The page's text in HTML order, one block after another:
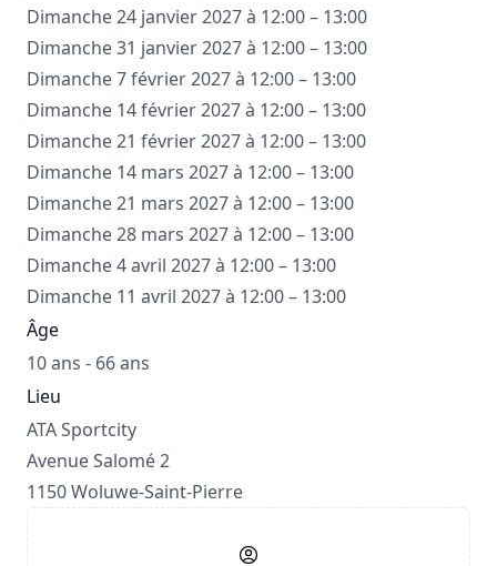
Dimanche 24 janvier 2027 à 12:00 – 13:00
Dimanche 31 janvier 2027 à 12:00 – 13:00
Dimanche 7 février 2027 à 12:00 – 13:00
Dimanche 14 février 2027 à 12:00 – 13:00
Dimanche 21 février 2027 à 12:00 – 13:00
Dimanche 14 mars 2027 à 12:00 – 13:00
Dimanche 21 mars 2027 à 12:00 – 13:00
Dimanche 28 mars 2027 à 12:00 – 13:00
Dimanche 4 avril 2027 à 12:00 – 13:00
Dimanche 11 avril 2027 à 12:00 – 13:00
Âge
10 ans - 66 ans
Lieu
ATA Sportcity
Avenue Salomé 2
1150 Woluwe-Saint-Pierre